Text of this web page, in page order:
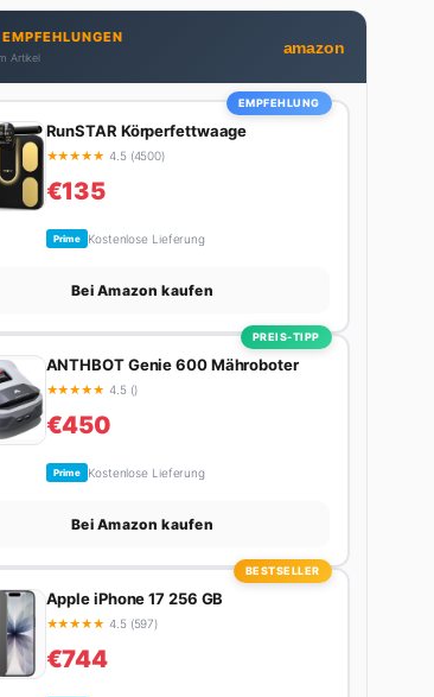
Job und Privatleben unter einen Hut
Privat ist sie bekennende Kaffee-
(3+ Tassen am Tag, Minimum), Podcast-
und verbringt ihre Wochenenden am
in der Natur oder auf dem nächsten
Flohmarkt.
Artikel
amazon
EMPFEHLUNG
RunSTAR Körperfettwaage
★★★★★ 4.5 (4500)
€135
Prime Kostenlose Lieferung
Bei Amazon kaufen
PREIS-TIPP
ANTHBOT Genie 600 Mähroboter
★★★★★ 4.5 ()
€450
Prime Kostenlose Lieferung
Bei Amazon kaufen
BESTSELLER
Apple iPhone 17 256 GB
★★★★★ 4.5 (597)
€744